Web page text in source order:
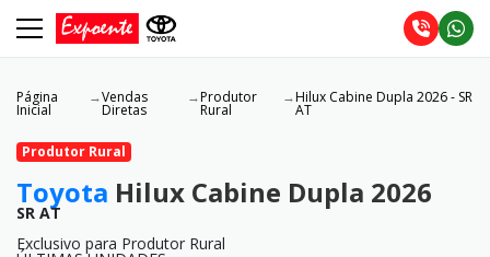
Página
Inicial
Vendas
Diretas
Produtor
Rural
Hilux Cabine Dupla 2026 - SR
AT
Produtor Rural
Toyota Hilux Cabine Dupla 2026
SR AT
Exclusivo para Produtor Rural